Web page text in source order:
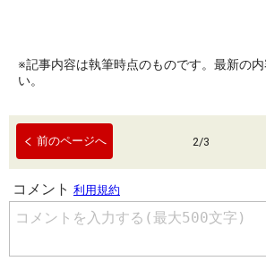
※記事内容は執筆時点のものです。最新の
い。
前のページへ 2/3